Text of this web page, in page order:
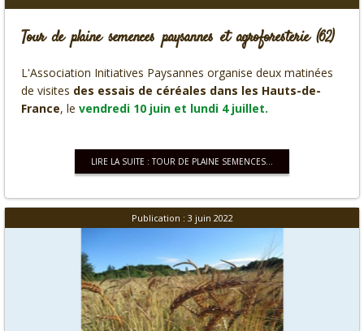
Tour de plaine semences paysannes et agroforesterie (62)
L'Association Initiatives Paysannes organise deux matinées
de visites des essais de céréales dans les Hauts-de-
France, le vendredi 10 juin et lundi 4 juillet.
LIRE LA SUITE : TOUR DE PLAINE SEMENCES...
Publication : 3 juin 2022